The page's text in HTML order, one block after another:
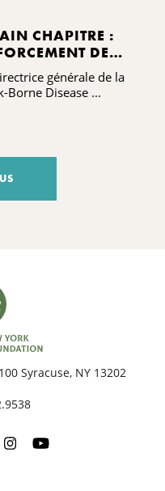
CHAPITRE :
DES
CONTRE LA
MALADIES
DE LA
générale de la
Borne Disease ...
Syracuse, NY 13202